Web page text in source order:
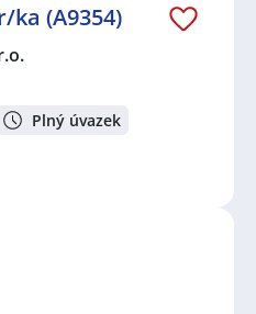
ka (A9354)
Plný úvazek